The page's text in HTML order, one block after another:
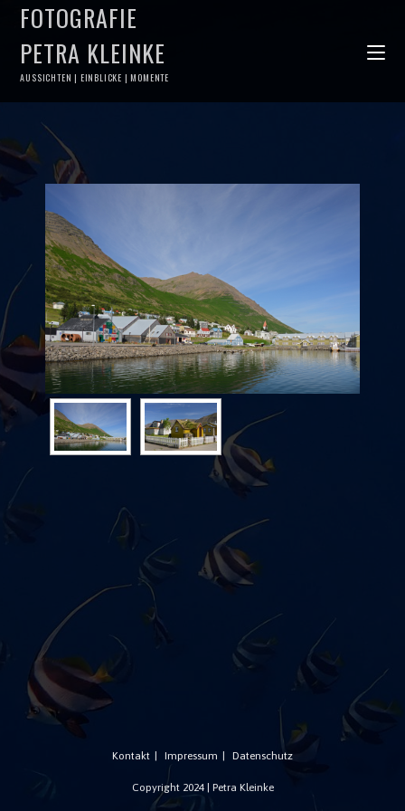
FOTOGRAFIE
PETRA KLEINKE
AUSSICHTEN | EINBLICKE | MOMENTE
Kontakt Impressum Datenschutz
Copyright 2024 | Petra Kleinke